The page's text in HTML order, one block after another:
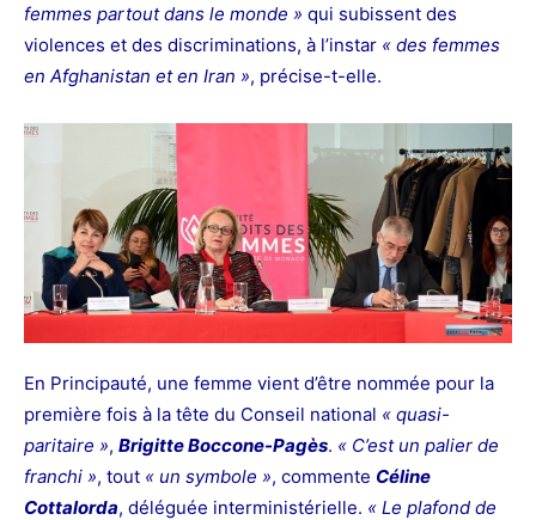
femmes partout dans le monde » qui subissent des
violences et des discriminations, à l’instar « des femmes
en Afghanistan et en Iran », précise-t-elle.
En Principauté, une femme vient d’être nommée pour la
première fois à la tête du Conseil national « quasi-
paritaire », Brigitte Boccone-Pagès. « C’est un palier de
franchi », tout « un symbole », commente Céline
Cottalorda, déléguée interministérielle. « Le plafond de